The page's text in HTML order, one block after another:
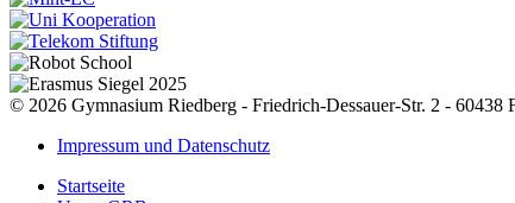
© 2026 Gymnasium Riedberg - Friedrich-Dessauer-Str. 2 - 60438
Impressum und Datenschutz
Startseite